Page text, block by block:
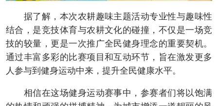
据了解，本次农耕趣味主题活动专业性与趣味性
结合，是竞技体育与农耕文化的碰撞，不仅是一场竞
技的较量，更是一次推广全民健身理念的重要契机。
通过丰富多彩的比赛项目和互动环节，旨在激发更多
人参与到健身运动中来，提升全民健康水平。
相信在这场健身运动赛事中，参赛者们将以饱满